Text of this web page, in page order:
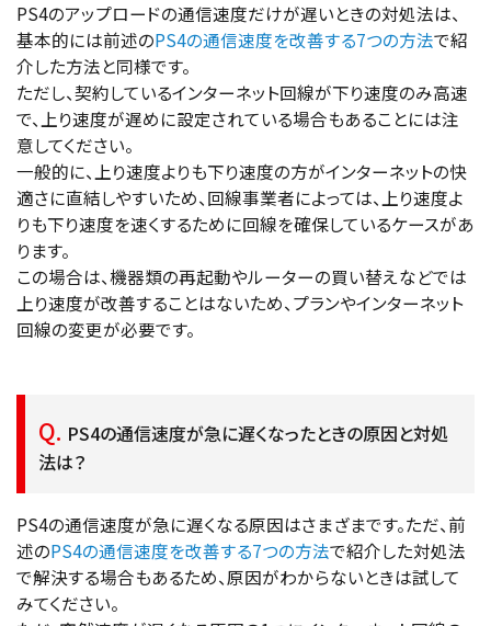
PS4のアップロードの通信速度だけが遅いときの対処法は、
基本的には前述のPS4の通信速度を改善する7つの方法で紹
介した方法と同様です。
ただし、契約しているインターネット回線が下り速度のみ高速
で、上り速度が遅めに設定されている場合もあることには注
意してください。
一般的に、上り速度よりも下り速度の方がインターネットの快
適さに直結しやすいため、回線事業者によっては、上り速度よ
りも下り速度を速くするために回線を確保しているケースがあ
ります。
この場合は、機器類の再起動やルーターの買い替えなどでは
上り速度が改善することはないため、プランやインターネット
回線の変更が必要です。
PS4の通信速度が急に遅くなったときの原因と対処
法は？
PS4の通信速度が急に遅くなる原因はさまざまです。ただ、前
述のPS4の通信速度を改善する7つの方法で紹介した対処法
で解決する場合もあるため、原因がわからないときは試して
みてください。